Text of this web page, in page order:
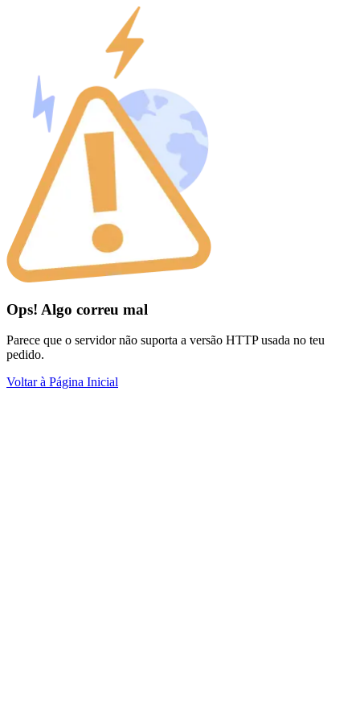
Ops! Algo correu mal
Parece que o servidor não suporta a versão HTTP usada no teu
pedido.
Voltar à Página Inicial